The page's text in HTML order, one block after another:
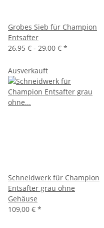
Grobes Sieb für Champion
Entsafter
26,95 € - 29,00 € *
Ausverkauft
Schneidwerk für Champion
Entsafter grau ohne
Gehäuse
109,00 € *